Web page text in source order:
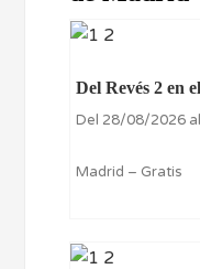
Del Revés 2 en
Del 28/08/2026
Madrid – Gratis